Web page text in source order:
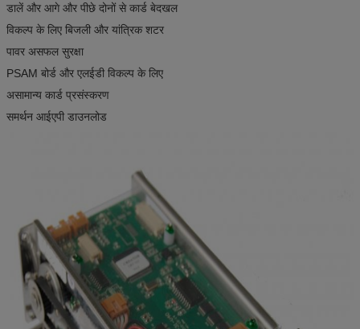
डालें और आगे और पीछे दोनों से कार्ड बेदखल
विकल्प के लिए बिजली और यांत्रिक शटर
पावर असफल सुरक्षा
PSAM बोर्ड और एलईडी विकल्प के लिए
असामान्य कार्ड प्रसंस्करण
समर्थन आईएपी डाउनलोड